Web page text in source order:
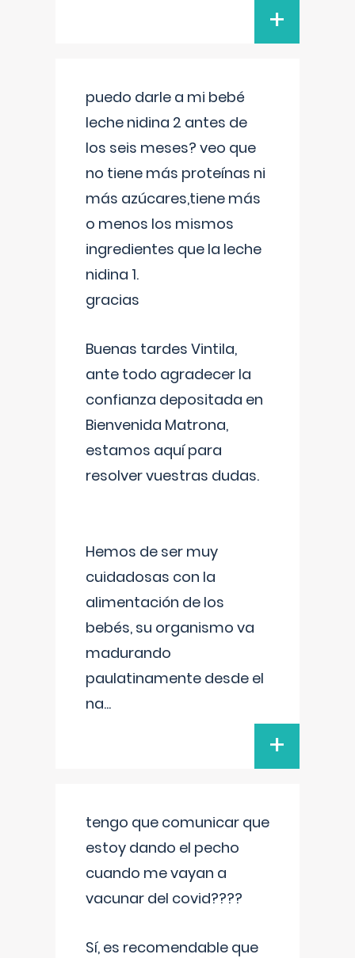
+
puedo darle a mi bebé
leche nidina 2 antes de
los seis meses? veo que
no tiene más proteínas ni
más azúcares,tiene más
o menos los mismos
ingredientes que la leche
nidina 1.
gracias
Buenas tardes Vintila,
ante todo agradecer la
confianza depositada en
Bienvenida Matrona,
estamos aquí para
resolver vuestras dudas.
Hemos de ser muy
cuidadosas con la
alimentación de los
bebés, su organismo va
madurando
paulatinamente desde el
na...
+
tengo que comunicar que
estoy dando el pecho
cuando me vayan a
vacunar del covid????
Sí, es recomendable que